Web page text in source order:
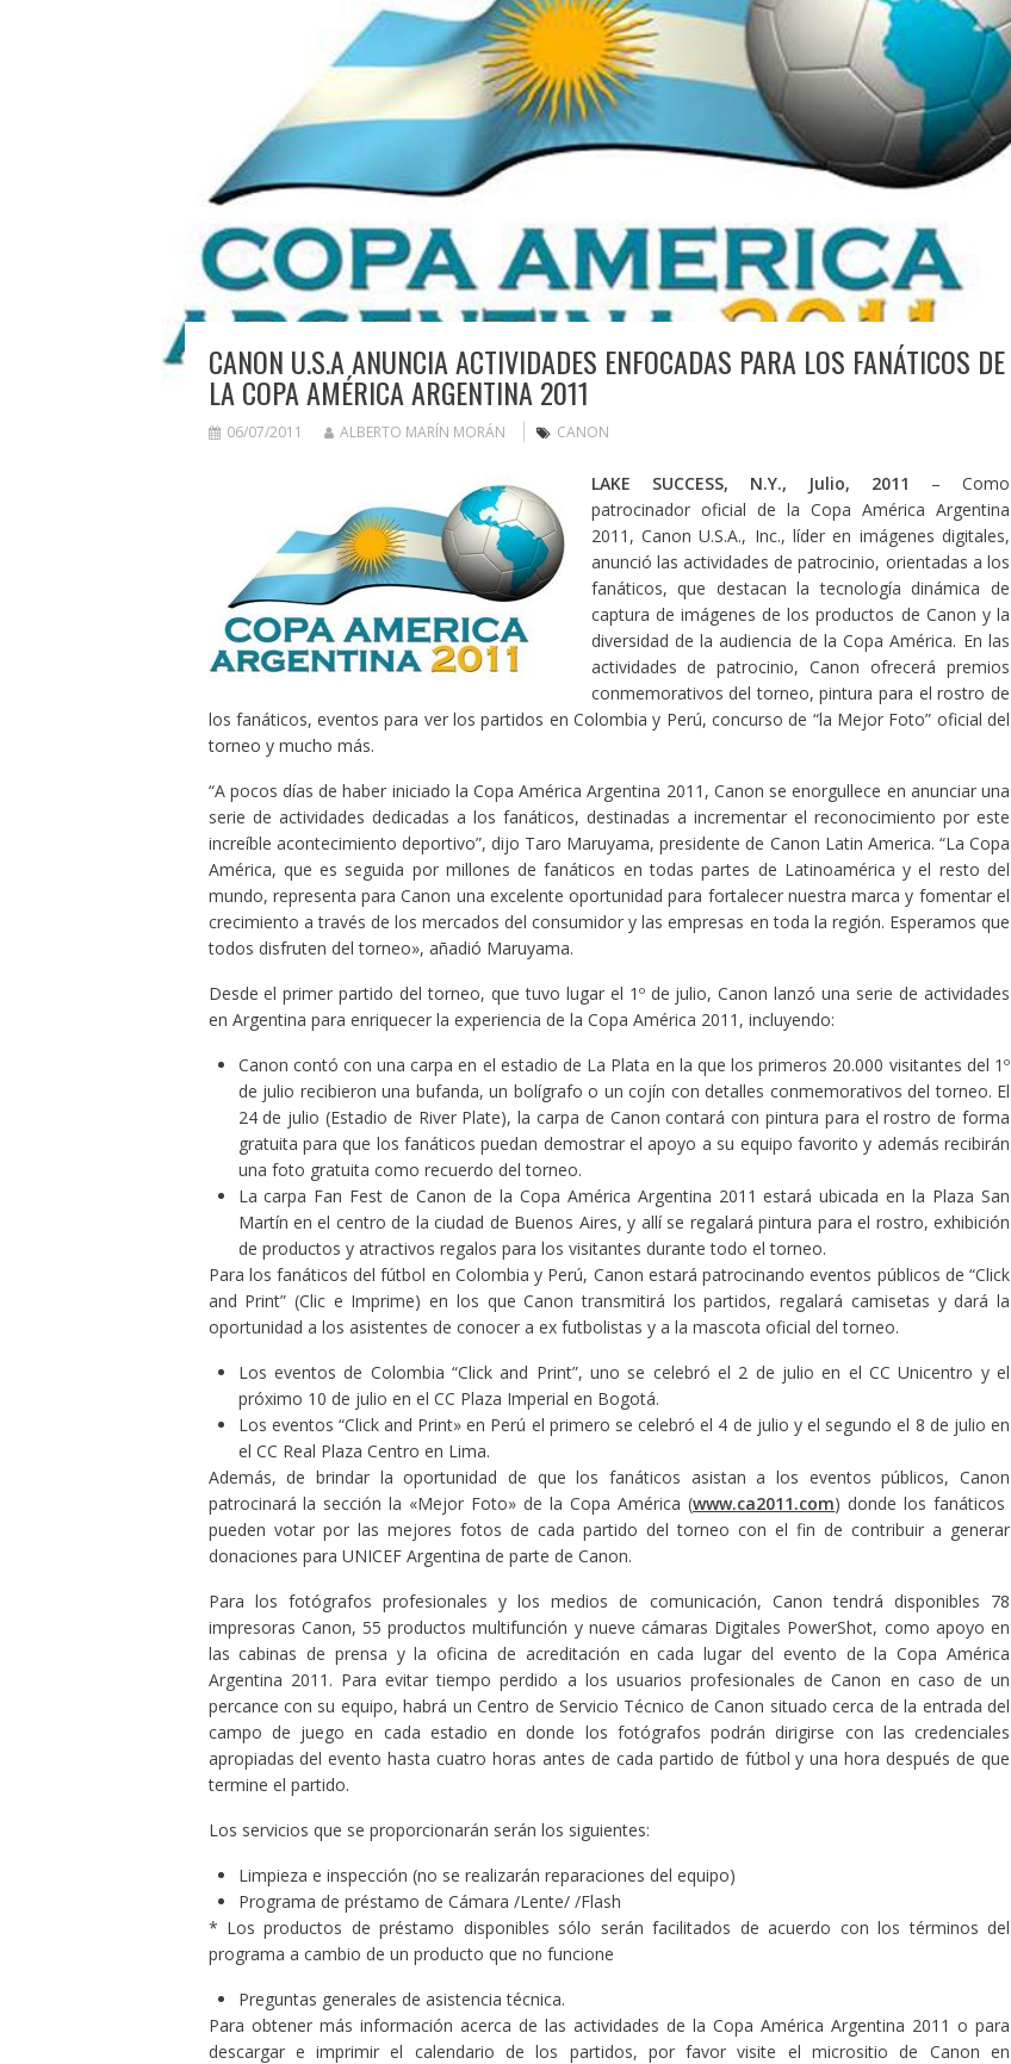
CANON U.S.A ANUNCIA ACTIVIDADES ENFOCADAS PARA LOS FANÁTICOS DE
LA COPA AMÉRICA ARGENTINA 2011
06/07/2011 ALBERTO MARÍN MORÁN CANON
LAKE SUCCESS, N.Y., Julio, 2011 – Como
patrocinador oficial de la Copa América Argentina
2011, Canon U.S.A., Inc., líder en imágenes digitales,
anunció las actividades de patrocinio, orientadas a los
fanáticos, que destacan la tecnología dinámica de
captura de imágenes de los productos de Canon y la
diversidad de la audiencia de la Copa América. En las
actividades de patrocinio, Canon ofrecerá premios
conmemorativos del torneo, pintura para el rostro de
los fanáticos, eventos para ver los partidos en Colombia y Perú, concurso de “la Mejor Foto” oficial del
torneo y mucho más.
“A pocos días de haber iniciado la Copa América Argentina 2011, Canon se enorgullece en anunciar una
serie de actividades dedicadas a los fanáticos, destinadas a incrementar el reconocimiento por este
increíble acontecimiento deportivo”, dijo Taro Maruyama, presidente de Canon Latin America. “La Copa
América, que es seguida por millones de fanáticos en todas partes de Latinoamérica y el resto del
mundo, representa para Canon una excelente oportunidad para fortalecer nuestra marca y fomentar el
crecimiento a través de los mercados del consumidor y las empresas en toda la región. Esperamos que
todos disfruten del torneo», añadió Maruyama.
Desde el primer partido del torneo, que tuvo lugar el 1º de julio, Canon lanzó una serie de actividades
en Argentina para enriquecer la experiencia de la Copa América 2011, incluyendo:
Canon contó con una carpa en el estadio de La Plata en la que los primeros 20.000 visitantes del 1º
de julio recibieron una bufanda, un bolígrafo o un cojín con detalles conmemorativos del torneo. El
24 de julio (Estadio de River Plate), la carpa de Canon contará con pintura para el rostro de forma
gratuita para que los fanáticos puedan demostrar el apoyo a su equipo favorito y además recibirán
una foto gratuita como recuerdo del torneo.
La carpa Fan Fest de Canon de la Copa América Argentina 2011 estará ubicada en la Plaza San
Martín en el centro de la ciudad de Buenos Aires, y allí se regalará pintura para el rostro, exhibición
de productos y atractivos regalos para los visitantes durante todo el torneo.
Para los fanáticos del fútbol en Colombia y Perú, Canon estará patrocinando eventos públicos de “Click
and Print” (Clic e Imprime) en los que Canon transmitirá los partidos, regalará camisetas y dará la
oportunidad a los asistentes de conocer a ex futbolistas y a la mascota oficial del torneo.
Los eventos de Colombia “Click and Print”, uno se celebró el 2 de julio en el CC Unicentro y el
próximo 10 de julio en el CC Plaza Imperial en Bogotá.
Los eventos “Click and Print» en Perú el primero se celebró el 4 de julio y el segundo el 8 de julio en
el CC Real Plaza Centro en Lima.
Además, de brindar la oportunidad de que los fanáticos asistan a los eventos públicos, Canon
patrocinará la sección la «Mejor Foto» de la Copa América (www.ca2011.com) donde los fanáticos
pueden votar por las mejores fotos de cada partido del torneo con el fin de contribuir a generar
donaciones para UNICEF Argentina de parte de Canon.
Para los fotógrafos profesionales y los medios de comunicación, Canon tendrá disponibles 78
impresoras Canon, 55 productos multifunción y nueve cámaras Digitales PowerShot, como apoyo en
las cabinas de prensa y la oficina de acreditación en cada lugar del evento de la Copa América
Argentina 2011. Para evitar tiempo perdido a los usuarios profesionales de Canon en caso de un
percance con su equipo, habrá un Centro de Servicio Técnico de Canon situado cerca de la entrada del
campo de juego en cada estadio en donde los fotógrafos podrán dirigirse con las credenciales
apropiadas del evento hasta cuatro horas antes de cada partido de fútbol y una hora después de que
termine el partido.
Los servicios que se proporcionarán serán los siguientes:
Limpieza e inspección (no se realizarán reparaciones del equipo)
Programa de préstamo de Cámara /Lente/ /Flash
* Los productos de préstamo disponibles sólo serán facilitados de acuerdo con los términos del
programa a cambio de un producto que no funcione
Preguntas generales de asistencia técnica.
Para obtener más información acerca de las actividades de la Copa América Argentina 2011 o para
descargar e imprimir el calendario de los partidos, por favor visite el micrositio de Canon en